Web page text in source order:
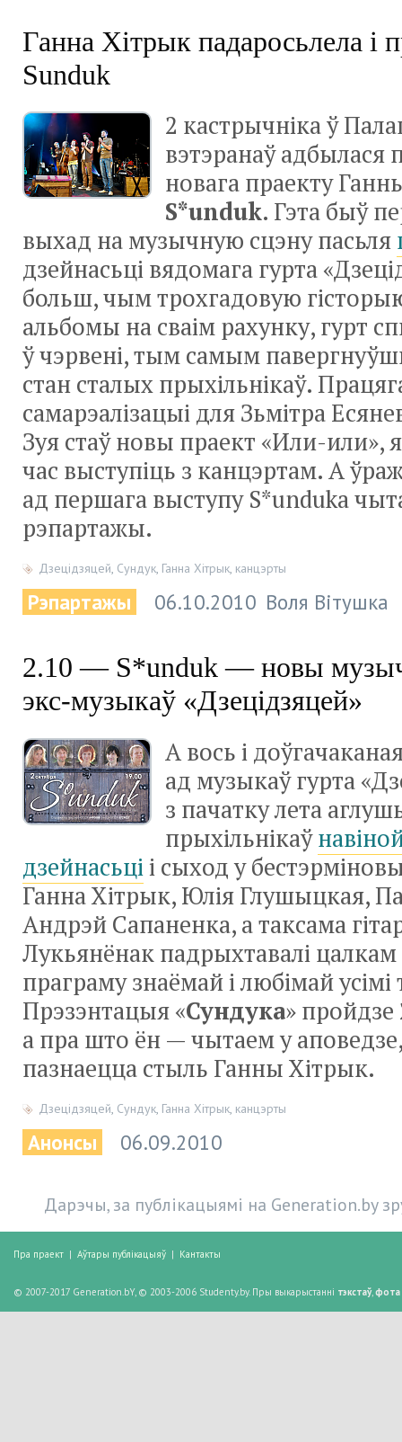
Ганна Хітрык падаросьлела і
Sunduk
2 кастрычніка ў
вэтэранаў адбылася
новага праекту
S*unduk. Гэта быў
выхад на музычную сцэну пасьля
дзейнасьці вядомага гурта
больш, чым трохгадовую
альбомы на сваім рахунку, гурт
ў чэрвені, тым самым
стан сталых прыхільнікаў.
самарэалізацыі для Зьмітра
Зуя стаў новы праект «Или-или»,
час выступіць з канцэртам. А
ад першага выступу S*undukа
рэпартажы.
Дзецідзяцей, Сундук, Ганна Хітрык, канцэрты
Рэпартажы 06.10.2010 Воля Вітушка
2.10 — S*unduk — новы
экс-музыкаў «Дзецідзяцей»
А вось і
ад музыкаў гурта
з пачатку лета
прыхільнікаў
дзейнасьціі сыход у
Ганна Хітрык, Юлія Глушыцкая,
Андрэй Сапаненка, а таксама
Лукьянёнак падрыхтавалі
праграму знаёмай і любімай усімі
Прэзэнтацыя «Сундука» пройдзе
а пра што ён — чытаем у
пазнаецца стыль Ганны Хітрык.
Дзецідзяцей Сундук Ганна Хітрык канцэрты
Анонсы 06.09.2010
Дарэчы, за публікацыямі на Generation.by
Пра праект | Аўтары публікацыяў | Кантакты
© 2007-2017 Generation.bY, © 2003-2006 Studenty.by. Пры выкарыстанні тэкстаў, фота